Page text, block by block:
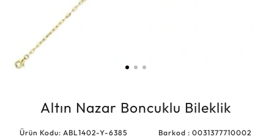
Altın Nazar Boncuklu Bileklik
Ürün Kodu: ABL1402-Y-6385 Barkod : 0031377710002